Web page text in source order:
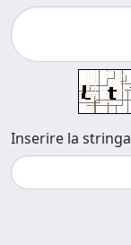
Inserire la